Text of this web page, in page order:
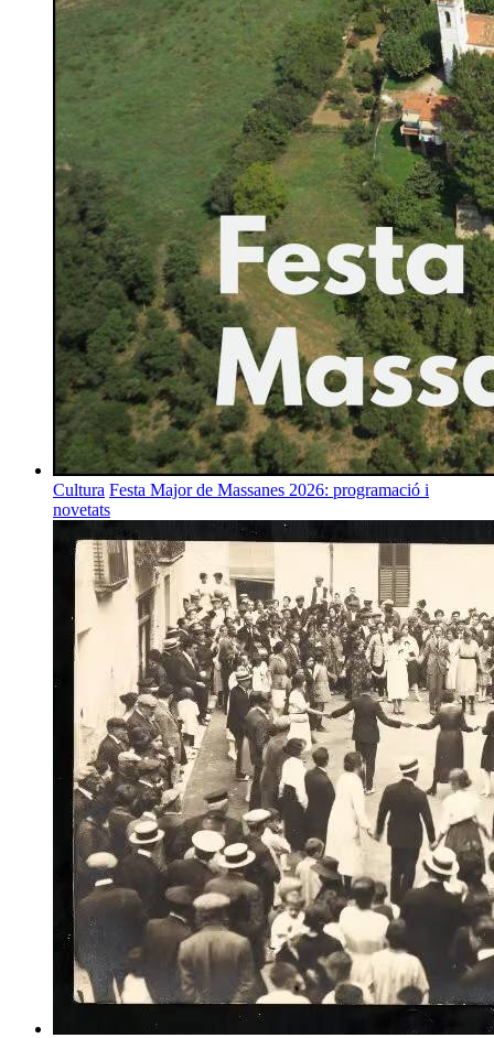
Cultura Festa Major de Massanes 2026: programació i
novetats